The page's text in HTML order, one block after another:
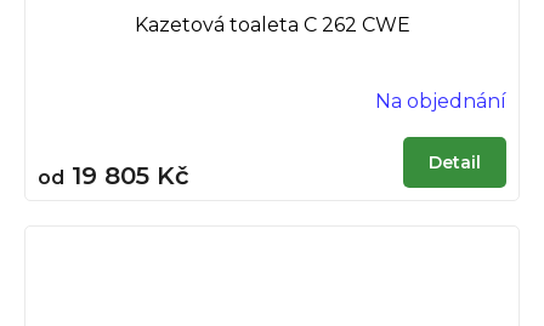
Kazetová toaleta C 262 CWE
Na objednání
od 19 805 Kč Detail